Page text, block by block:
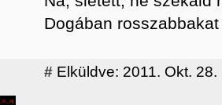
Dogában
# Elküldve: 2011. Okt. 28.